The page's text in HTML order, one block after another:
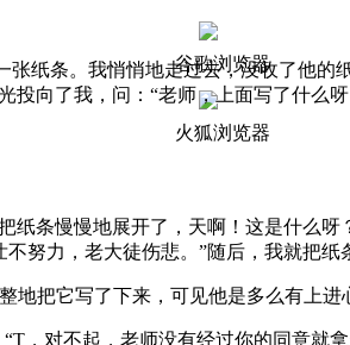
谷歌浏览器
火狐浏览器
条。我悄悄地走过去，没收了他的
投向了我，问：“老师，上面写了什么
条慢慢地展开了，天啊！这是什么呀
努力，老大徒伤悲。”随后，我就把
把它写了下来，可见他是多么有上进
对不起，老师没有经过你的同意就拿